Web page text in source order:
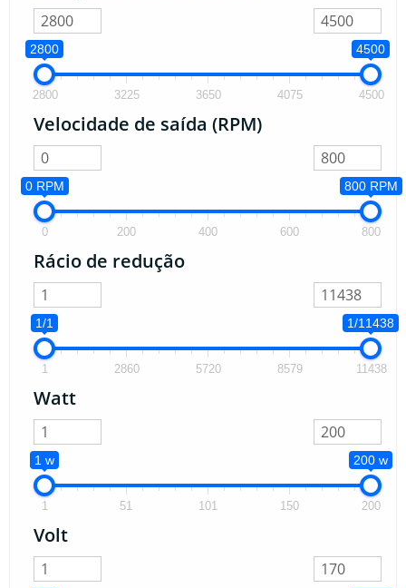
2800 4500
2800 3225 3650 4075 4500
Velocidade de saída (RPM)
0 RPM 800 RPM
0 200 400 600 800
Rácio de redução
1/1 1/11438
1 2860 5720 8579 11438
Watt
1 w 200 w
1 51 101 150 200
Volt